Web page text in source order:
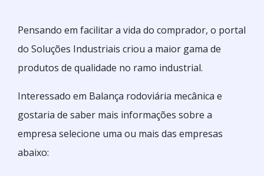
Pensando em facilitar a vida do comprador, o portal
do Soluções Industriais criou a maior gama de
produtos de qualidade no ramo industrial.
Interessado em Balança rodoviária mecânica e
gostaria de saber mais informações sobre a
empresa selecione uma ou mais das empresas
abaixo: